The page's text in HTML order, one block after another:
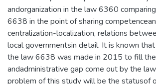
andorganization in the law 6360
6638 in the point of sharing
centralization-localization, relations
local governmentsin detail. It is known
the law 6638 was made in 2015 to fill
andadministrative gap come out by the
problem of this study will be the statusof